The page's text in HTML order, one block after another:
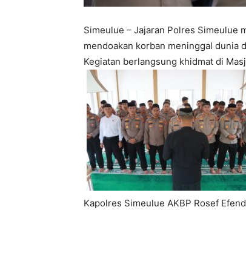
Simeulue – Jajaran Polres Simeulue
mendoakan korban meninggal dunia
Kegiatan berlangsung khidmat di
Kapolres Simeulue AKBP Rosef